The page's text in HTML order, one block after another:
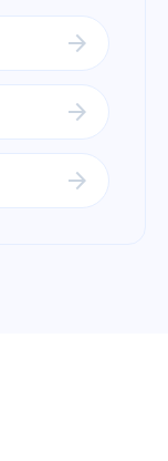
arrow_forward
arrow_forward
arrow_forward